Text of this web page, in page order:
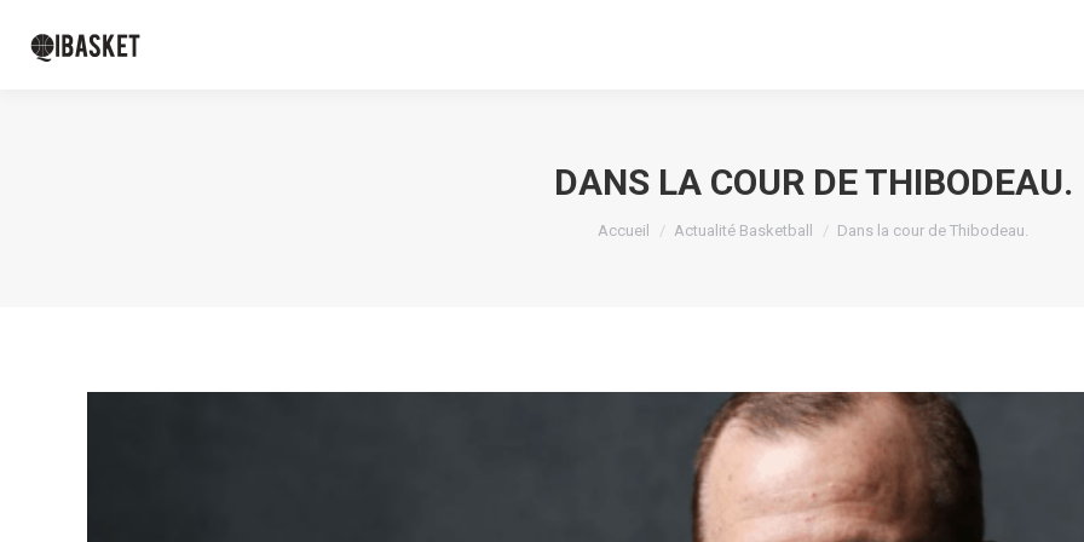
DANS LA COUR DE THIBODEAU.
Vous êtes ici :
Accueil Actualité Basketball Dans la cour de Thibodeau.